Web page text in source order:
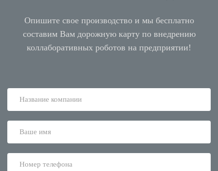
Опишите свое производство и мы бесплатно
составим Вам дорожную карту по внедрению
коллаборативных роботов на предприятии!